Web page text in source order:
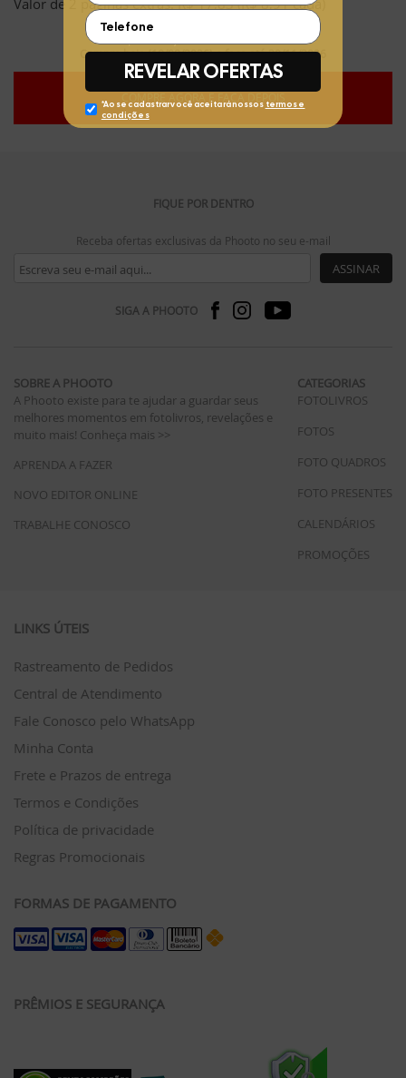
Valor de 2 páginas extras: R$ 17,83 (R$ 8,91 cada)
Compre hoje (10/08/2026) e faça até 30/11/2026
COMPRE AGORA E FAÇA DEPOIS
FIQUE POR DENTRO
Receba ofertas exclusivas da Phooto no seu e-mail
ASSINAR
SIGA A PHOOTO
SOBRE A PHOOTO
A Phooto existe para te ajudar a guardar seus
melhores momentos em fotolivros, revelações e
muito mais! Conheça mais >>
APRENDA A FAZER
NOVO EDITOR ONLINE
TRABALHE CONOSCO
CATEGORIAS
FOTOLIVROS
FOTOS
FOTO QUADROS
FOTO PRESENTES
CALENDÁRIOS
PROMOÇÕES
LINKS ÚTEIS
Rastreamento de Pedidos
Central de Atendimento
Fale Conosco pelo WhatsApp
Minha Conta
Frete e Prazos de entrega
Termos e Condições
Política de privacidade
Regras Promocionais
FORMAS DE PAGAMENTO
PRÊMIOS E SEGURANÇA